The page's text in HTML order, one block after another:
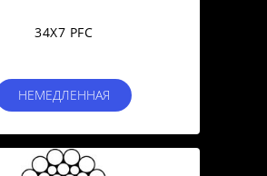
34X7 PFC
НЕМЕДЛЕННАЯ